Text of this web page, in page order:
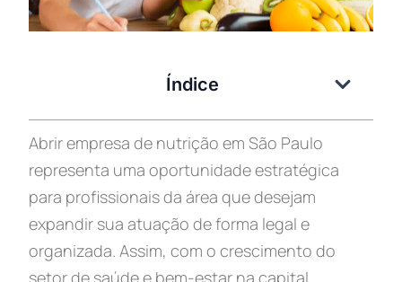
Índice
Abrir empresa de nutrição em São Paulo
representa uma oportunidade estratégica
para profissionais da área que desejam
expandir sua atuação de forma legal e
organizada. Assim, com o crescimento do